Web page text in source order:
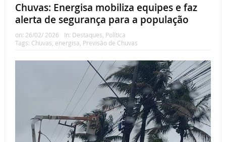
Chuvas: Energisa mobiliza equipes e faz
alerta de segurança para a população
on: 26/02/ 2026 In: Destaques Política
Tags: Chuvas energisa Previsão de Chuvas